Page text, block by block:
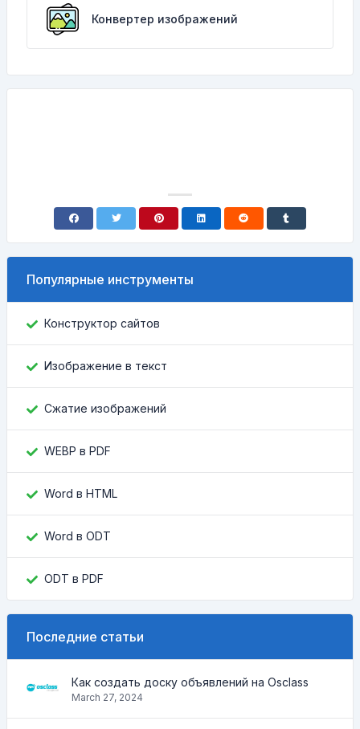
Конвертер изображений
Популярные инструменты
Конструктор сайтов
Изображение в текст
Сжатие изображений
WEBP в PDF
Word в HTML
Word в ODT
ODT в PDF
Последние статьи
Как создать доску объявлений на Osclass
March 27, 2024